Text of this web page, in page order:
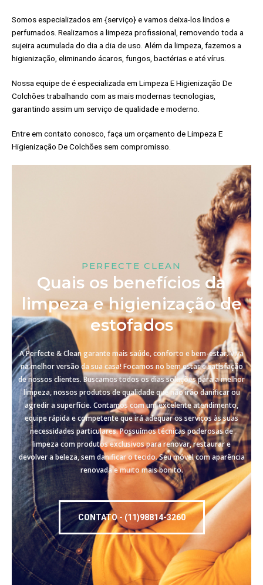
Somos especializados em {serviço} e vamos deixa-los lindos e
perfumados. Realizamos a limpeza profissional, removendo toda a
sujeira acumulada do dia a dia de uso. Além da limpeza, fazemos a
higienização, eliminando ácaros, fungos, bactérias e até vírus.
Nossa equipe de é especializada em Limpeza E Higienização De
Colchões trabalhando com as mais modernas tecnologias,
garantindo assim um serviço de qualidade e moderno.
Entre em contato conosco, faça um orçamento de Limpeza E
Higienização De Colchões sem compromisso.
PERFECTE CLEAN
Quais os benefícios da
limpeza e higienização de
estofados
A Perfecte & Clean garante mais saúde, conforto e bem-estar. Viva
na melhor versão da sua casa! Focamos no bem estar e satisfação
de nossos clientes. Buscamos todos os dias soluções para a melhor
limpeza, nossos produtos de qualidade que não irão danificar ou
agredir a superfície. Contamos com um excelente atendimento,
equipe rápida e competente que irá adequar os serviços às suas
necessidades particulares. Possuímos técnicas poderosas de
limpeza com produtos exclusivos para renovar, restaurar e
devolver a beleza, sem danificar o tecido. Seu móvel com aparência
renovada e muito mais bonito.
CONTATO - (11)98814-3260